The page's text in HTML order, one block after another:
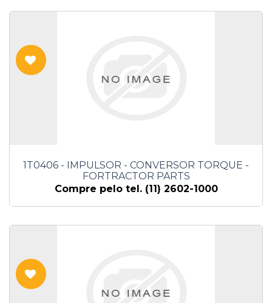
1T0406 - IMPULSOR - CONVERSOR TORQUE -
FORTRACTOR PARTS
Compre pelo tel. (11) 2602-1000